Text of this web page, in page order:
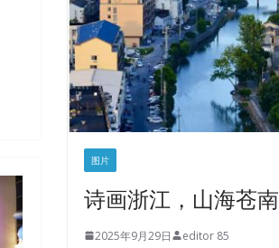
图片
诗画浙江，山海苍南
2025年9月29日 editor 85